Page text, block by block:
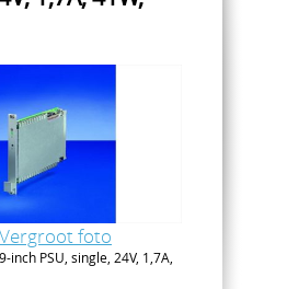
Vergroot foto
inch PSU, single, 24V, 1,7A,